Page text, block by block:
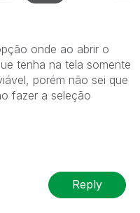
onde ao abrir o
tenha na tela somente
porém não sei que
fazer a seleção
Reply